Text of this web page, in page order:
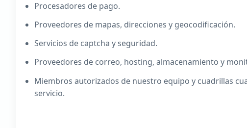
Procesadores de pago.
Proveedores de mapas, direcciones y geocodificación.
Servicios de captcha y seguridad.
Proveedores de correo, hosting, almacenamiento y
Miembros autorizados de nuestro equipo y cuadrillas
servicio.